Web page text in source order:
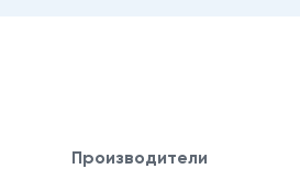
Производители